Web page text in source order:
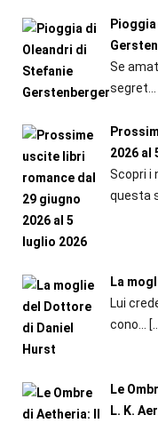
Se
segret...
2026 al
Scopri i
questa
La
Lui
cono...
Le
L. K.